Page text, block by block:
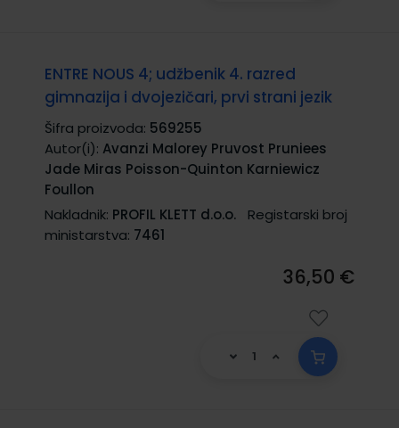
ENTRE NOUS 4; udžbenik 4. razred
gimnazija i dvojezičari, prvi strani jezik
Šifra proizvoda: 569255
Autor(i): Avanzi Malorey Pruvost Pruniees
Jade Miras Poisson-Quinton Karniewicz
Foullon
Nakladnik: PROFIL KLETT d.o.o.
Registarski broj
ministarstva: 7461
36,50 €